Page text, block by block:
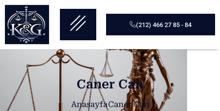
(212) 466 27 85 - 84
Caner Can
AnasayfaCaner Can